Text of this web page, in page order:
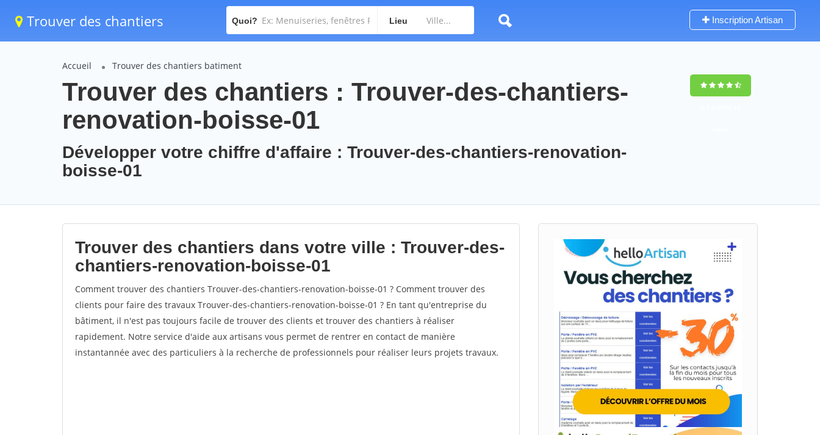
Trouver des chantiers Quoi? Lieu Inscription Artisan
Accueil Trouver des chantiers batiment
Trouver des chantiers : Trouver-des-chantiers-
renovation-boisse-01
Développer votre chiffre d'affaire : Trouver-des-chantiers-renovation-
boisse-01
Trouver des chantiers dans votre ville : Trouver-des-
chantiers-renovation-boisse-01
Comment trouver des chantiers Trouver-des-chantiers-renovation-boisse-01 ? Comment trouver des
clients pour faire des travaux Trouver-des-chantiers-renovation-boisse-01 ? En tant qu'entreprise du
bâtiment, il n'est pas toujours facile de trouver des clients et trouver des chantiers à réaliser
rapidement. Notre service d'aide aux artisans vous permet de rentrer en contact de manière
instantannée avec des particuliers à la recherche de professionnels pour réaliser leurs projets travaux.